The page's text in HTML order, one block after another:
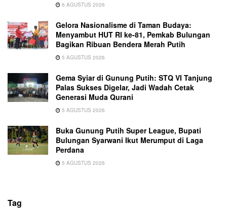
6 AGUSTUS 2026
Gelora Nasionalisme di Taman Budaya:
Menyambut HUT RI ke-81, Pemkab Bulungan
Bagikan Ribuan Bendera Merah Putih
5 AGUSTUS 2026
Gema Syiar di Gunung Putih: STQ VI Tanjung
Palas Sukses Digelar, Jadi Wadah Cetak
Generasi Muda Qurani
5 AGUSTUS 2026
Buka Gunung Putih Super League, Bupati
Bulungan Syarwani Ikut Merumput di Laga
Perdana
5 AGUSTUS 2026
Tag